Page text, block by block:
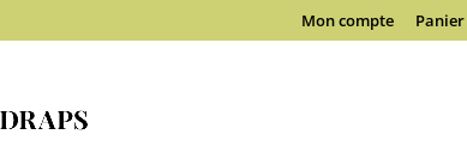
Mon compte Panier